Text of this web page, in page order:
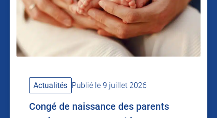
Actualités Publié le 9 juillet 2026
Congé de naissance des parents